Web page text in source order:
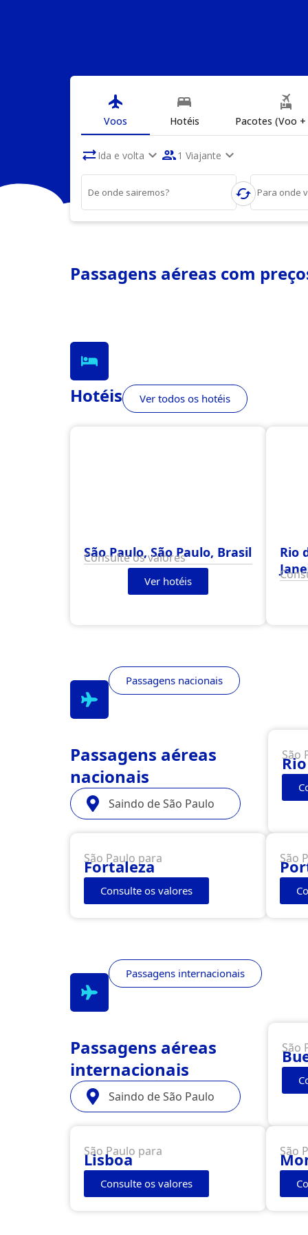
flight
Voos
bed
Hotéis
flights_and_hotels
Pacotes (Voo
sync_altIda e volta expand_more people1 Viajante expand_more
De onde sairemos? cached Para onde
Passagens aéreas com
Hotéis Ver todos os hotéis
São Paulo, São Paulo, Brasil
Consulte os valores
Ver hotéis
Rio
Passagens nacionais
Passagens aéreas
nacionais
Saindo de São Paulo
São
São Paulo para
Fortaleza
Consulte os valores
São
Passagens internacionais
Passagens aéreas
internacionais
Saindo de São Paulo
São
São Paulo para
Lisboa
Consulte os valores
São